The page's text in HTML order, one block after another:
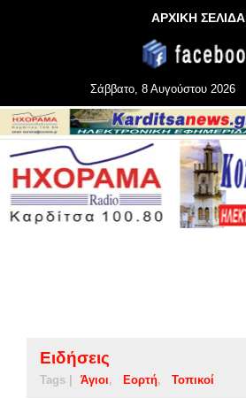
ΑΡΧΙΚΗ ΣΕΛΙΔΑ
Σάββατο, 8 Αυγούστου 2026
Ειδήσεις
Tags | Άγιοι Εορτή Τοπικοί